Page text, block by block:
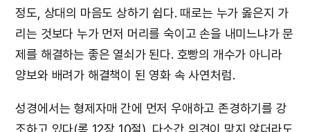
정도, 상대의 마음도 상하기 쉽다. 때로는 누가 옳은지 가
리는 것보다 누가 먼저 머리를 숙이고 손을 내미느냐가 문
제를 해결하는 좋은 열쇠가 된다. 호빵의 개수가 아니라
양보와 배려가 해결책이 된 영화 속 사연처럼.
성경에서는 형제자매 간에 먼저 우애하고 존경하기를 강
조하고 있다(롬 12장 10절). 다소간 의견이 맞지 않더라도